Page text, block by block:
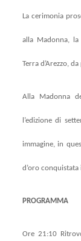
La cerimonia
alla Madonna, la
Terra d’Arezzo,
Alla Madonna
l’edizione di
immagine, in
d’oro conquistata
PROGRAMMA
Ore 21:10